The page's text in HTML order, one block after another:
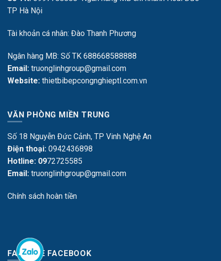
TP Hà Nội
Tài khoản cá nhân: Đào Thanh Phương
Ngân hàng MB: Số TK 688668588888
Email: truonglinhgroup@gmail.com
Website: thietbibepcongnghieptl.com.vn
VĂN PHÒNG MIỀN TRUNG
Số 18 Nguyễn Đức Cảnh, TP Vinh Nghệ An
Điện thoại: 0942436898
Hotline: 0972725585
Email: truonglinhgroup@gmail.com
Chính sách hoàn tiền
FANPAGE FACEBOOK